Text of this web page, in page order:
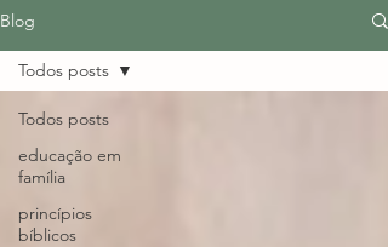
Blog
Todos posts
educação em
família
princípios
bíblicos
Todos posts